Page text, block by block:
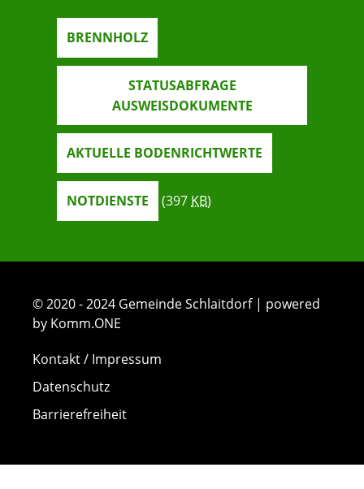
BRENNHOLZ
STATUSABFRAGE
AUSWEISDOKUMENTE
AKTUELLE BODENRICHTWERTE
NOTDIENSTE (397 KB)
© 2020 - 2024 Gemeinde Schlaitdorf | powered
by Komm.ONE
Kontakt / Impressum
Datenschutz
Barrierefreiheit